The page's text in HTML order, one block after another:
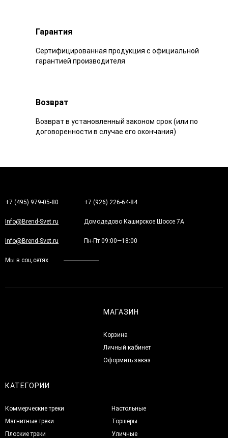
Гарантия
Сертифицированная продукция с официальной
гарантией производителя
Возврат
Возврат в установленный законом срок (или по
договоренности в случае его окончания)
+7 (495) 979-05-80 +7 (926) 226-64-84
Info@Brend-Svet.ru Домодедово Каширское Шоссе 7А
Info@Brend-Svet.ru Пн-Пт 09:00—18:00
Мы в соц.сетях
МАГАЗИН
Корзина
Личный кабинет
Оформить заказ
КАТЕГОРИИ
Коммерческие треки
Магнитные треки
Плоские треки
Настольные
Торшеры
Уличные